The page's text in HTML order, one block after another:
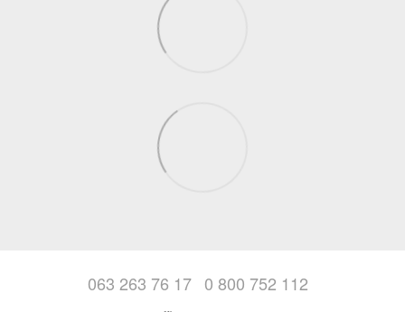
063 263 76 17 0 800 752 112